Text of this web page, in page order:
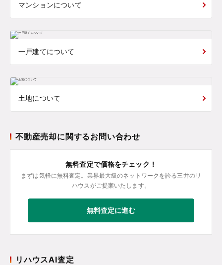
マンションについて
一戸建てについて
土地について
不動産売却に関するお問い合わせ
無料査定で価格をチェック！
まずは気軽に無料査定。業界最大級のネットワークを誇る三井のリ
ハウスがご提案いたします。
無料査定に進む
リハウスAI査定